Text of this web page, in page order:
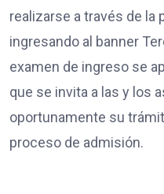
realizarse a través de la
ingresando al banner
examen de ingreso se
que se invita a las y los
oportunamente su
proceso de admisión.